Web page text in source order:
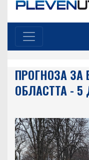
ПРОГНОЗА ЗА
ОБЛАСТТА - 5